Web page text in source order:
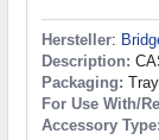
Hersteller:
Description:
Packaging: Tray
For Use With/
Accessory Type: